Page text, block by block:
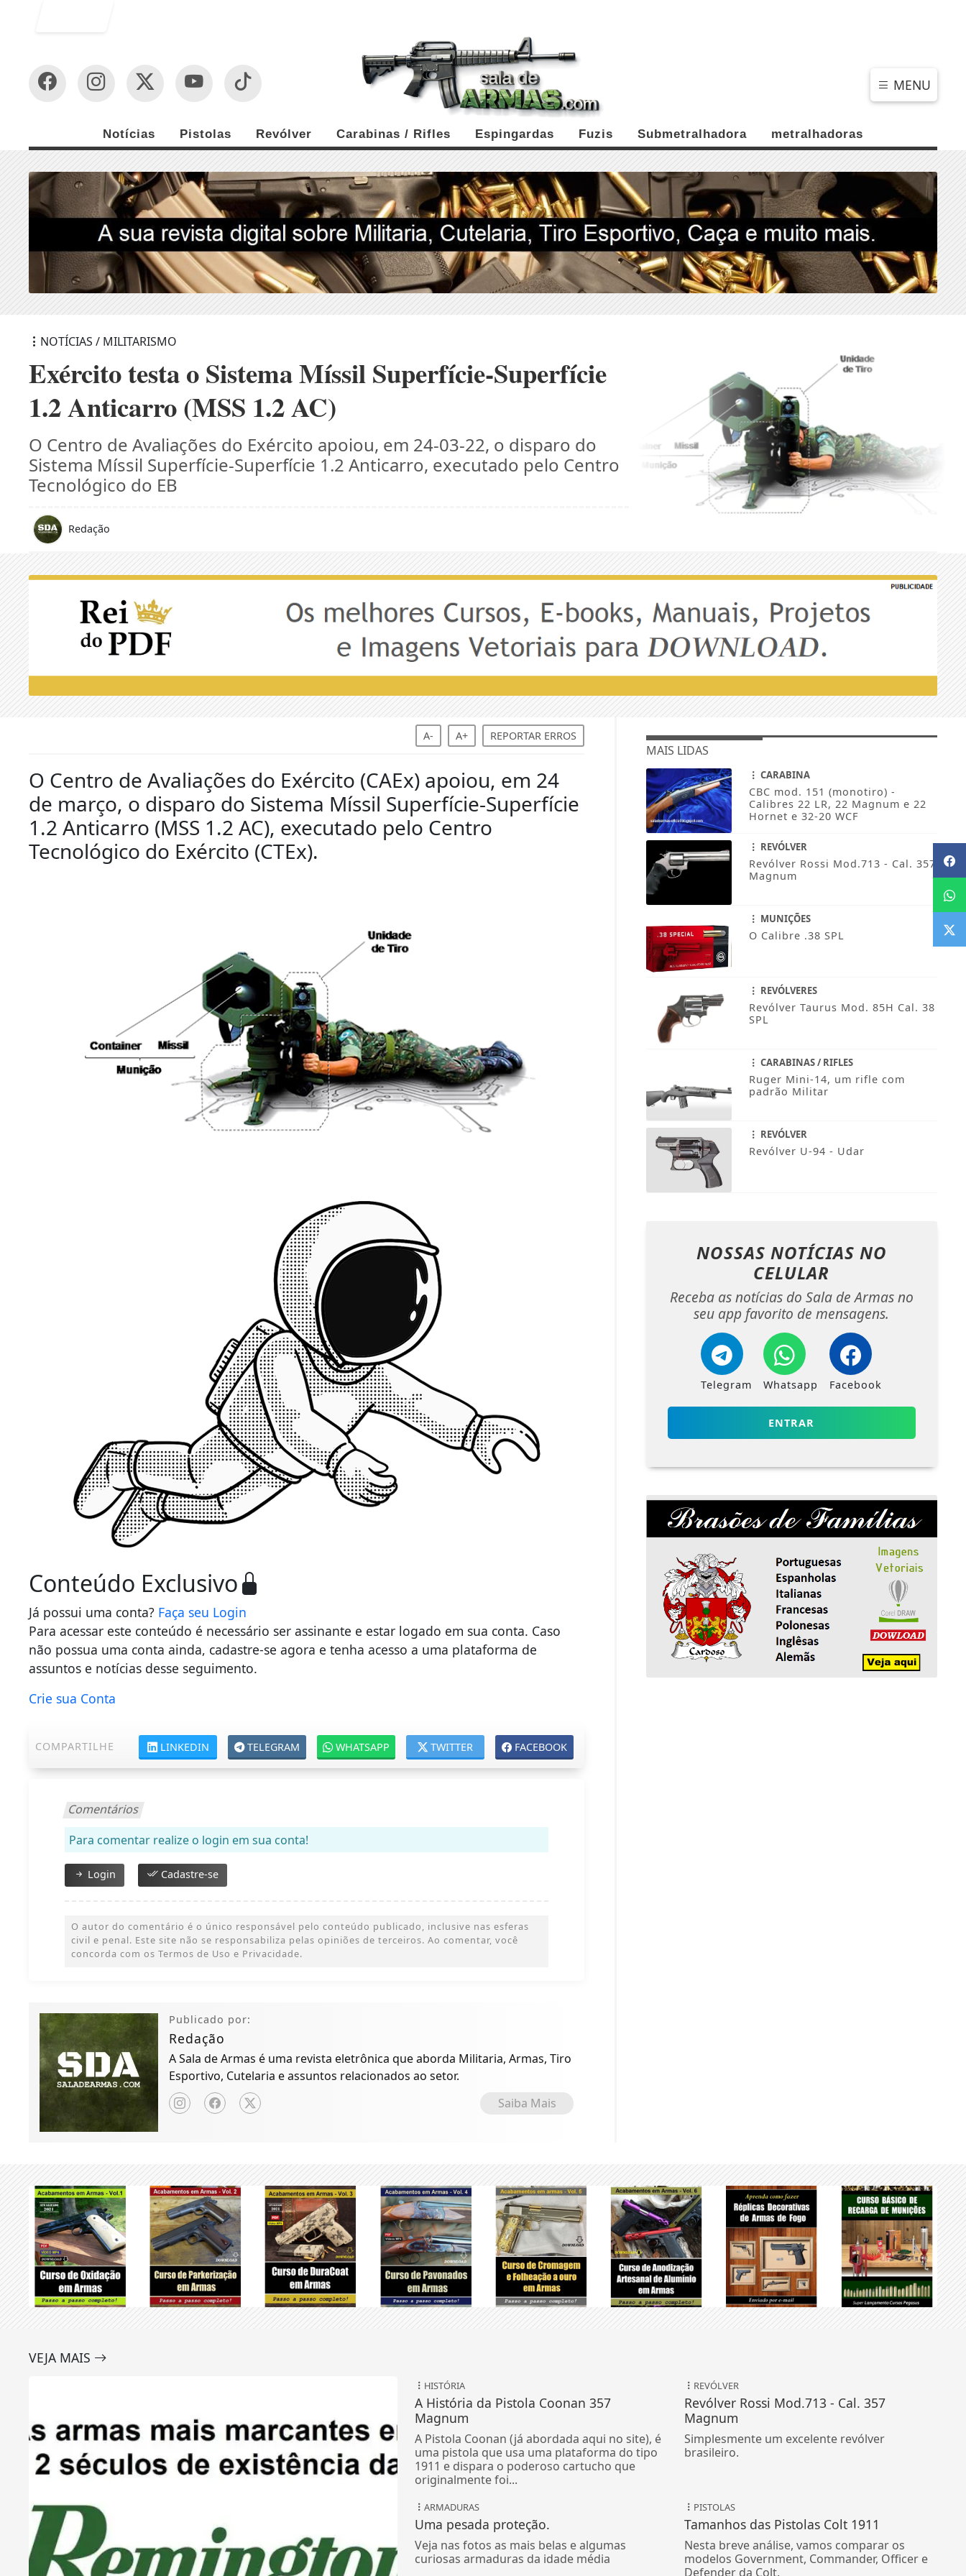
MENU
Notícias Pistolas Revólver Carabinas / Rifles Espingardas Fuzis Submetralhadora metralhadoras
NOTÍCIAS / MILITARISMO
Exército testa o Sistema Míssil Superfície-Superfície
1.2 Anticarro (MSS 1.2 AC)
O Centro de Avaliações do Exército apoiou, em 24-03-22, o disparo do
Sistema Míssil Superfície-Superfície 1.2 Anticarro, executado pelo Centro
Tecnológico do EB
Redação
A- A+ REPORTAR ERROS
O Centro de Avaliações do Exército (CAEx) apoiou, em 24
de março, o disparo do Sistema Míssil Superfície-Superfície
1.2 Anticarro (MSS 1.2 AC), executado pelo Centro
Tecnológico do Exército (CTEx).
Conteúdo Exclusivo
Já possui uma conta? Faça seu Login
Para acessar este conteúdo é necessário ser assinante e estar logado em sua conta. Caso
não possua uma conta ainda, cadastre-se agora e tenha acesso a uma plataforma de
assuntos e notícias desse seguimento.
Crie sua Conta
COMPARTILHE FACEBOOK
TWITTER
WHATSAPP
TELEGRAM
LINKEDIN
Comentários
Para comentar realize o login em sua conta!
Login Cadastre-se
O autor do comentário é o único responsável pelo conteúdo publicado, inclusive nas esferas
civil e penal. Este site não se responsabiliza pelas opiniões de terceiros. Ao comentar, você
concorda com os Termos de Uso e Privacidade.
Publicado por:
Redação
A Sala de Armas é uma revista eletrônica que aborda Militaria, Armas, Tiro
Esportivo, Cutelaria e assuntos relacionados ao setor.
Saiba Mais
MAIS LIDAS
CARABINA
CBC mod. 151 (monotiro) -
Calibres 22 LR, 22 Magnum e 22
Hornet e 32-20 WCF
REVÓLVER
Revólver Rossi Mod.713 - Cal. 357
Magnum
MUNIÇÕES
O Calibre .38 SPL
REVÓLVERES
Revólver Taurus Mod. 85H Cal. 38
SPL
CARABINAS / RIFLES
Ruger Mini-14, um rifle com
padrão Militar
REVÓLVER
Revólver U-94 - Udar
NOSSAS NOTÍCIAS NO
CELULAR
Receba as notícias do Sala de Armas no
seu app favorito de mensagens.
Telegram Whatsapp Facebook
ENTRAR
VEJA MAIS
HISTÓRIA
A História da Pistola Coonan 357
Magnum
A Pistola Coonan (já abordada aqui no site), é
uma pistola que usa uma plataforma do tipo
1911 e dispara o poderoso cartucho que
originalmente foi...
REVÓLVER
Revólver Rossi Mod.713 - Cal. 357
Magnum
Simplesmente um excelente revólver
brasileiro.
ARMADURAS
Uma pesada proteção.
Veja nas fotos as mais belas e algumas
curiosas armaduras da idade média
PISTOLAS
Tamanhos das Pistolas Colt 1911
Nesta breve análise, vamos comparar os
modelos Government, Commander, Officer e
Defender da Colt.